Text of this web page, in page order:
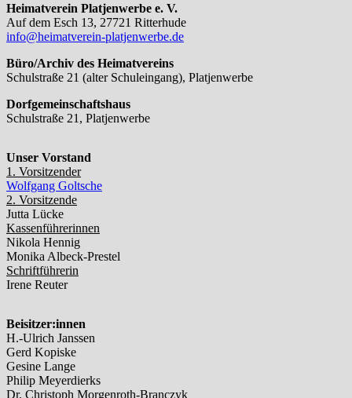
Heimatverein Platjenwerbe e. V.
Auf dem Esch 13, 27721 Ritterhude
info@heimatverein-platjenwerbe.de
Büro/Archiv des Heimatvereins
Schulstraße 21 (alter Schuleingang), Platjenwerbe
Dorfgemeinschaftshaus
Schulstraße 21, Platjenwerbe
Unser Vorstand
1. Vorsitzender
Wolfgang Goltsche
2. Vorsitzende
Jutta Lücke
Kassenführerinnen
Nikola Hennig
Monika Albeck-Prestel
Schriftführerin
Irene Reuter
Beisitzer:innen
H.-Ulrich Janssen
Gerd Kopiske
Gesine Lange
Philip Meyerdierks
Dr. Christoph Morgenroth-Branczyk